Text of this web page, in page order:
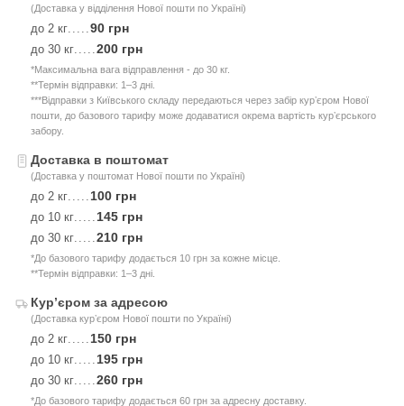
(Доставка у відділення Нової пошти по Україні)
до 2 кг 90 грн
до 30 кг 200 грн
*Максимальна вага відправлення - до 30 кг.
**Термін відправки: 1–3 дні.
***Відправки з Київського складу передаються через забір курʼєром Нової
пошти, до базового тарифу може додаватися окрема вартість курʼєрського
забору.
Доставка в поштомат
(Доставка у поштомат Нової пошти по Україні)
до 2 кг 100 грн
до 10 кг 145 грн
до 30 кг 210 грн
*До базового тарифу додається 10 грн за кожне місце.
**Термін відправки: 1–3 дні.
Курʼєром за адресою
(Доставка курʼєром Нової пошти по Україні)
до 2 кг 150 грн
до 10 кг 195 грн
до 30 кг 260 грн
*До базового тарифу додається 60 грн за адресну доставку.